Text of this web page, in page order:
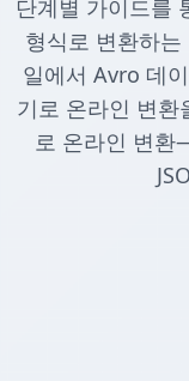
단계별 가이드를
형식로 변환하는
일에서 Avro 데
기로 온라인 변환
로 온라인 변환